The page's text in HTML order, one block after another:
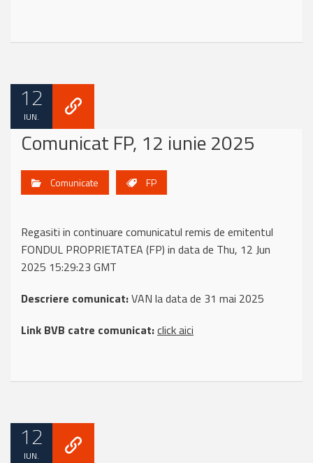
12
IUN.
Comunicat FP, 12 iunie 2025
Comunicate FP
Regasiti in continuare comunicatul remis de emitentul
FONDUL PROPRIETATEA (FP) in data de Thu, 12 Jun
2025 15:29:23 GMT
Descriere comunicat:VAN la data de 31 mai 2025
Link BVB catre comunicat:click aici
12
IUN.